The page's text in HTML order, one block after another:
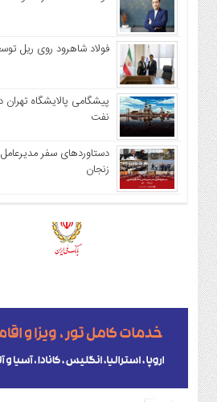
فولاد شاهرود روی ریل
پیشگامی پالایشگاه
نفت
دستاوردهای سفر
زنجان